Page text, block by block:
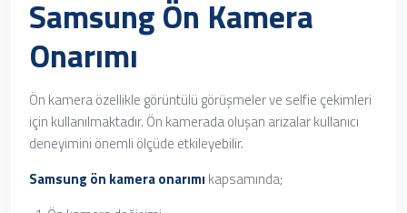
Samsung Ön Kamera
Onarımı
Ön kamera özellikle görüntülü görüşmeler ve selfie çekimleri
için kullanılmaktadır. Ön kamerada oluşan arızalar kullanıcı
deneyimini önemli ölçüde etkileyebilir.
Samsung ön kamera onarımı kapsamında;